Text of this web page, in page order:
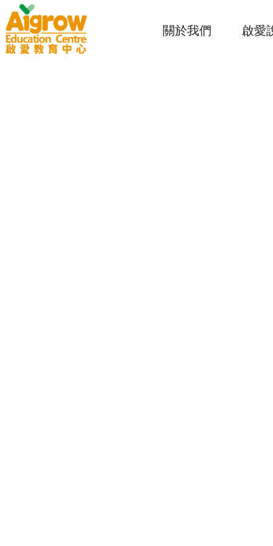
關於我們 啟愛